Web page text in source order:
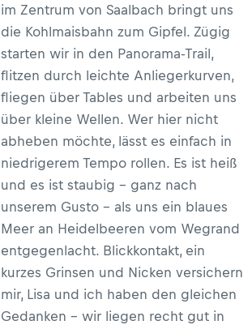
im Zentrum von Saalbach bringt uns
die Kohlmaisbahn zum Gipfel. Zügig
starten wir in den Panorama-Trail,
flitzen durch leichte Anliegerkurven,
fliegen über Tables und arbeiten uns
über kleine Wellen. Wer hier nicht
abheben möchte, lässt es einfach in
niedrigerem Tempo rollen. Es ist heiß
und es ist staubig – ganz nach
unserem Gusto – als uns ein blaues
Meer an Heidelbeeren vom Wegrand
entgegenlacht. Blickkontakt, ein
kurzes Grinsen und Nicken versichern
mir, Lisa und ich haben den gleichen
Gedanken – wir liegen recht gut in